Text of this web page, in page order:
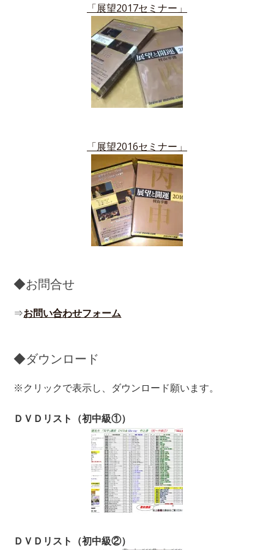
「展望2017セミナー」
「展望2016セミナー」
◆お問合せ
⇒お問い合わせフォーム
◆ダウンロード
※クリックで表示し、ダウンロード願います。
ＤＶＤリスト（初中級①）
ＤＶＤリスト（初中級②）